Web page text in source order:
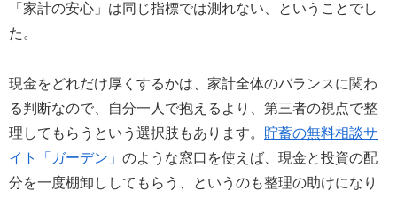
「家計の安心」は同じ指標では測れない、ということでし
た。
現金をどれだけ厚くするかは、家計全体のバランスに関わ
る判断なので、自分一人で抱えるより、第三者の視点で整
理してもらうという選択肢もあります。 貯蓄の無料相談サ
イト「ガーデン」 のような窓口を使えば、現金と投資の配
分を一度棚卸ししてもらう、というのも整理の助けになり